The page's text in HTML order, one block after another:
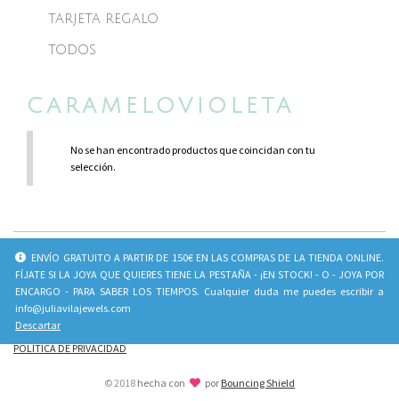
TARJETA REGALO
TODOS
CARAMELOVIOLETA
No se han encontrado productos que coincidan con tu
selección.
INFO
CONTACTO
PREGUNTAS FRECUENTES
POLÍTICA DE ENVÍOS Y
DEVOLUCIONES
POLÍTICA DE PRIVACIDAD
SOCIAL
Juliavila_jewels
Julia Vila Jewels
© 2018 hecha con por Bouncing Shield
ENVÍO GRATUITO A PARTIR DE 150€ EN LAS COMPRAS DE LA TIENDA ONLINE.
FÍJATE SI LA JOYA QUE QUIERES TIENE LA PESTAÑA - ¡EN STOCK! - O - JOYA POR
ENCARGO - PARA SABER LOS TIEMPOS. Cualquier duda me puedes escribir a
info@juliavilajewels.com
Descartar